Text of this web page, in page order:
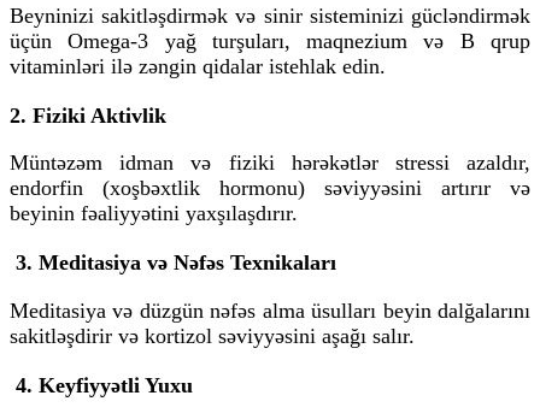
Beyninizi sakitləşdirmək və sinir sisteminizi gücləndirmək
üçünOmega-3 yağ turşuları, maqnezium və B qrup
vitaminləri ilə zəngin qidalar istehlak edin.
2. Fiziki Aktivlik
Müntəzəm idman və fiziki hərəkətlər stressi azaldır,
endorfin (xoşbəxtlik hormonu) səviyyəsini artırır və
beyinin fəaliyyətini yaxşılaşdırır.
3. Meditasiya və Nəfəs Texnikaları
Meditasiya və düzgün nəfəs alma üsulları beyin dalğalarını
sakitləşdirir və kortizol səviyyəsini aşağı salır.
4. Keyfiyyətli Yuxu